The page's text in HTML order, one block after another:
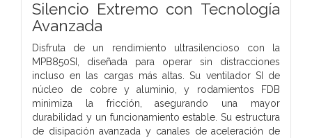
Silencio Extremo con Tecnología
Avanzada
Disfruta de un rendimiento ultrasilencioso con la
MPB850SI, diseñada para operar sin distracciones
incluso en las cargas más altas. Su ventilador SI de
núcleo de cobre y aluminio, y rodamientos FDB
minimiza la fricción, asegurando una mayor
durabilidad y un funcionamiento estable. Su estructura
de disipación avanzada y canales de aceleración de